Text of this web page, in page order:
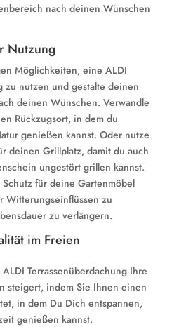
nach deinen Wünschen
Nutzung
Möglichkeiten, eine ALDI
zu nutzen und gestalte deinen
deinen Wünschen. Verwandle
Rückzugsort, in dem du
genießen kannst. Oder nutze
deinen Grillplatz, damit du auch
ungestört grillen kannst.
Schutz für deine Gartenmöbel
Witterungseinflüssen zu
zu verlängern.
im Freien
Terrassenüberdachung Ihre
steigert, indem Sie Ihnen einen
in dem Du Dich entspannen,
genießen kannst.